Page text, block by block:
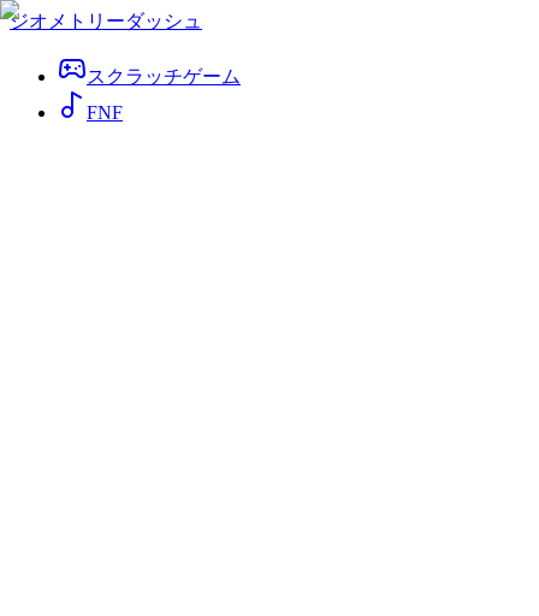
ジオメトリーダッシュ
スクラッチゲーム
FNF